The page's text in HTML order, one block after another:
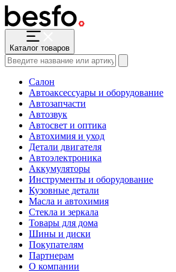
Каталог товаров
Салон
Автоаксессуары и оборудование
Автозапчасти
Автозвук
Автосвет и оптика
Автохимия и уход
Детали двигателя
Автоэлектроника
Аккумуляторы
Инструменты и оборудование
Кузовные детали
Масла и автохимия
Стекла и зеркала
Товары для дома
Шины и диски
Покупателям
Партнерам
О компании